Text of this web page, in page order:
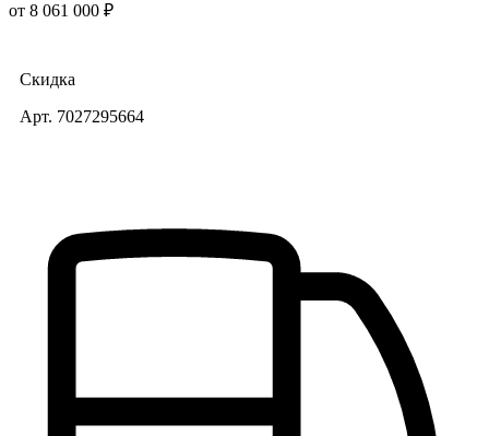
от 8 061 000 ₽
Скидка
Арт. 7027295664